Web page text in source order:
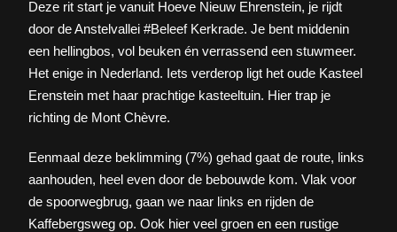
Deze rit start je vanuit Hoeve Nieuw Ehrenstein, je rijdt
door de Anstelvallei #Beleef Kerkrade. Je bent middenin
een hellingbos, vol beuken én verrassend een stuwmeer.
Het enige in Nederland. Iets verderop ligt het oude Kasteel
Erenstein met haar prachtige kasteeltuin. Hier trap je
richting de Mont Chèvre.
Eenmaal deze beklimming (7%) gehad gaat de route, links
aanhouden, heel even door de bebouwde kom. Vlak voor
de spoorwegbrug, gaan we naar links en rijden de
Kaffebergsweg op. Ook hier veel groen en een rustige